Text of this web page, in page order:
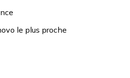
le plus proche